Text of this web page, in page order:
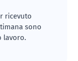
ricevuto
sono
lavoro.